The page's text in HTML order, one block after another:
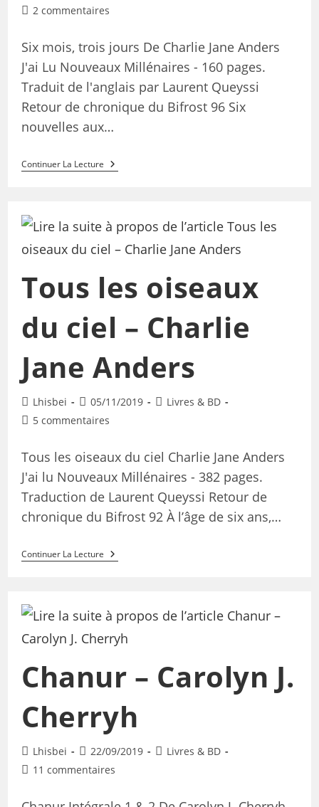
2 commentaires
Six mois, trois jours De Charlie Jane Anders
J'ai Lu Nouveaux Millénaires - 160 pages.
Traduit de l'anglais par Laurent Queyssi
Retour de chronique du Bifrost 96 Six
nouvelles aux…
Continuer La Lecture
Tous les oiseaux
du ciel – Charlie
Jane Anders
Lhisbei 05/11/2019
Livres & BD
5 commentaires
Tous les oiseaux du ciel Charlie Jane Anders
J'ai lu Nouveaux Millénaires - 382 pages.
Traduction de Laurent Queyssi Retour de
chronique du Bifrost 92 À l’âge de six ans,…
Continuer La Lecture
Chanur – Carolyn J.
Cherryh
Lhisbei 22/09/2019
Livres & BD
11 commentaires